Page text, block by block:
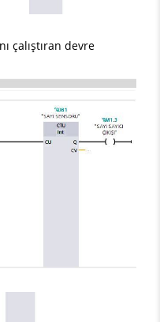
çalıştıran devre